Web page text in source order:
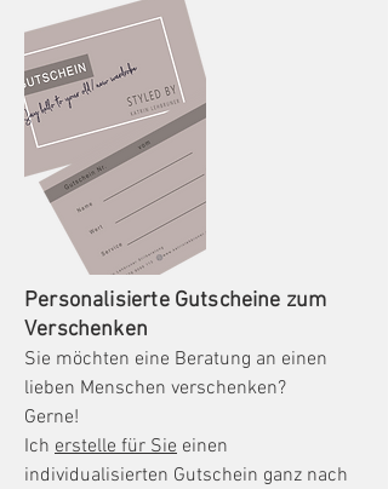
Personalisierte Gutscheine zum
Verschenken
Sie möchten eine Beratung an einen
lieben Menschen verschenken?
Gerne!
Ich erstelle für Sie einen
individualisierten Gutschein ganz nach